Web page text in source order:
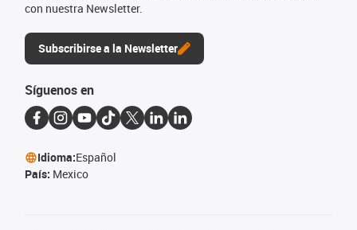
con nuestra Newsletter.
Subscribirse a la Newsletter
Síguenos en
Idioma:Español
País: Mexico